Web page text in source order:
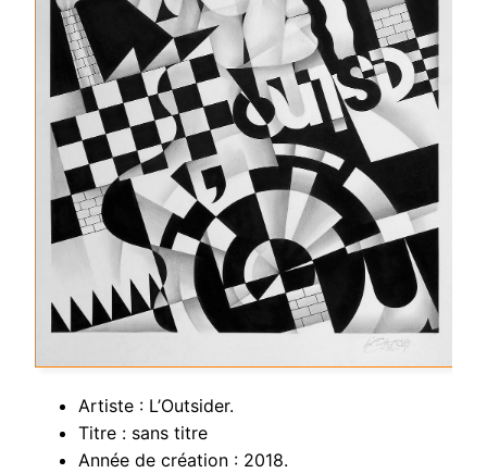
Artiste : L’Outsider.
Titre : sans titre
Année de création : 2018.